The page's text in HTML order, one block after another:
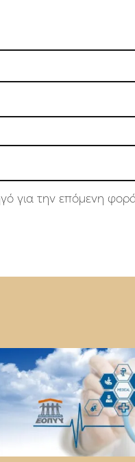
για την επόμενη